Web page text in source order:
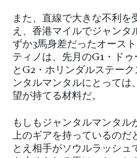
また、直線で大きな不利を
え、香港マイルでジャンタ
ずか3馬身差だったオース
ティノは、先月のG1・ド
とG2・ホリンダルステー
ンタルマンタルにとっては
望が持てる材料だ。
もしもジャンタルマンタル
上のギアを持っているの
とえ相手がソウルラッシュ